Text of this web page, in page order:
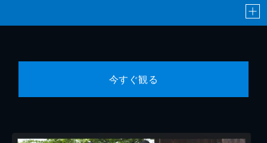
今すぐ観る